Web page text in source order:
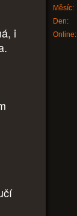
i
Online:
Měsíc:
Den: